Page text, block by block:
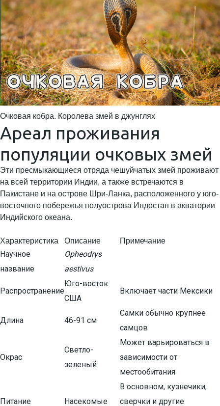
Очковая кобра. Королева змей в джунглях
Ареал проживания
популяции очковых змей
Эти пресмыкающиеся отряда чешуйчатых змей проживают
на всей территории Индии, а также встречаются в
Пакистане и на острове Шри-Ланка, расположенного у юго-
восточного побережья полуострова Индостан в акватории
Индийского океана.
Характеристика Описание Примечание
Научное
название
Opheodrys
aestivus
Распространение
Юго-восток
США
Включает части Мексики
Длина 46-91 см
Самки обычно крупнее
самцов
Окрас
Светло-
зеленый
Может варьироваться в
зависимости от
местообитания
Питание Насекомые
В основном, кузнечики,
сверчки и другие